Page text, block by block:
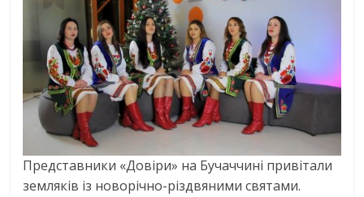
Представники «Довіри» на Бучаччині привітали
земляків із новорічно-різдвяними святами.